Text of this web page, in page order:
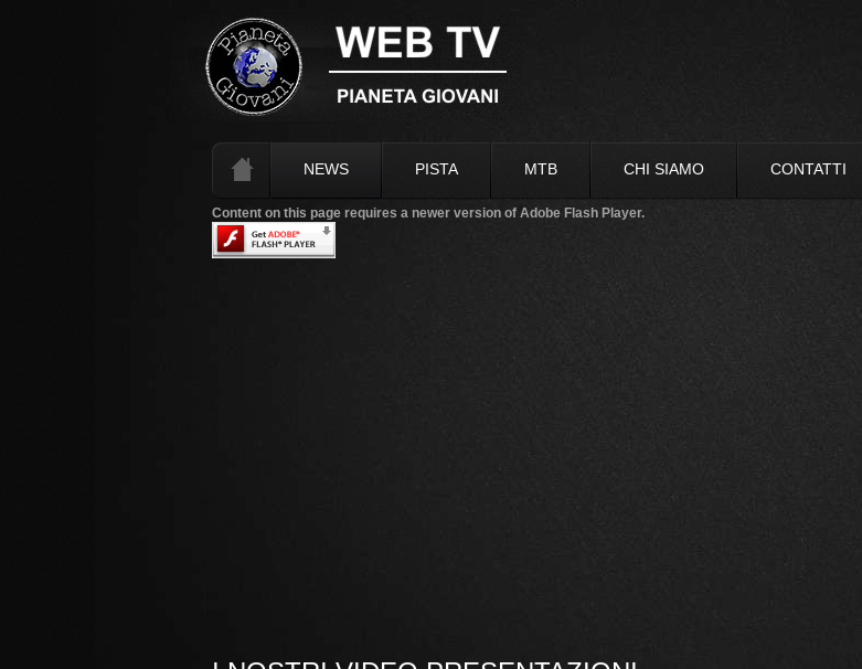
NEWS PISTA MTB CHI SIAMO CONTATTI
Content on this page requires a newer version of Adobe Flash Player.